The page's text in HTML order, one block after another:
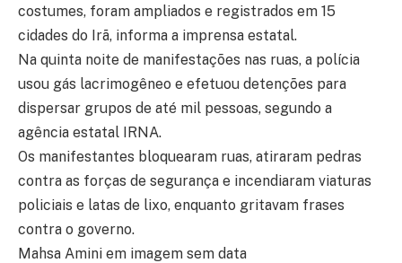
costumes, foram ampliados e registrados em 15
cidades do Irã, informa a imprensa estatal.
Na quinta noite de manifestações nas ruas, a polícia
usou gás lacrimogêneo e efetuou detenções para
dispersar grupos de até mil pessoas, segundo a
agência estatal IRNA.
Os manifestantes bloquearam ruas, atiraram pedras
contra as forças de segurança e incendiaram viaturas
policiais e latas de lixo, enquanto gritavam frases
contra o governo.
Mahsa Amini em imagem sem data